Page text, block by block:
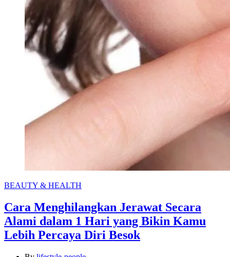
Categories
BEAUTY & HEALTH
Cara Menghilangkan Jerawat Secara
Alami dalam 1 Hari yang Bikin Kamu
Lebih Percaya Diri Besok